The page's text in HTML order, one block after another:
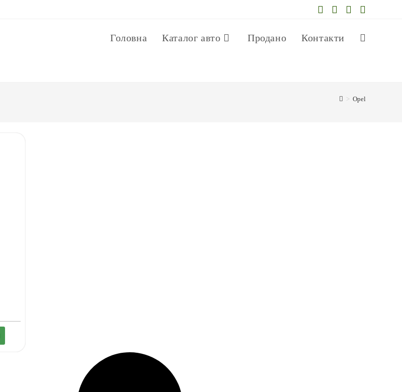
Головна Каталог авто Продано Контакти
> Opel